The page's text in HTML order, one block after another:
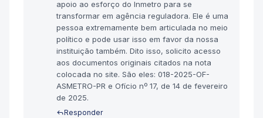
apoio ao esforço do Inmetro para se
transformar em agência reguladora. Ele é uma
pessoa extremamente bem articulada no meio
político e pode usar isso em favor da nossa
instituição também. Dito isso, solicito acesso
aos documentos originais citados na nota
colocada no site. São eles: 018-2025-OF-
ASMETRO-PR e Ofício nº 17, de 14 de fevereiro
de 2025.
Responder